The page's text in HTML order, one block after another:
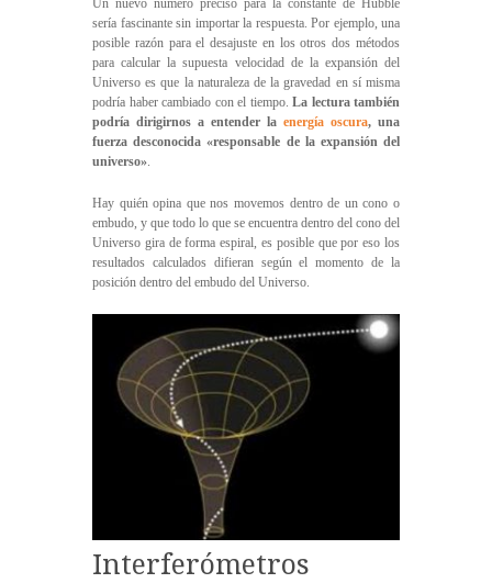
Un nuevo número preciso para la constante de Hubble
sería fascinante sin importar la respuesta. Por ejemplo, una
posible razón para el desajuste en los otros dos métodos
para calcular la supuesta velocidad de la expansión del
Universo es que la naturaleza de la gravedad en sí misma
podría haber cambiado con el tiempo. La lectura también
podría dirigirnos a entender la energía oscura, una
fuerza desconocida «responsable de la expansión del
universo».
Hay quién opina que nos movemos dentro de un cono o
embudo, y que todo lo que se encuentra dentro del cono del
Universo gira de forma espiral, es posible que por eso los
resultados calculados difieran según el momento de la
posición dentro del embudo del Universo.
Interferómetros